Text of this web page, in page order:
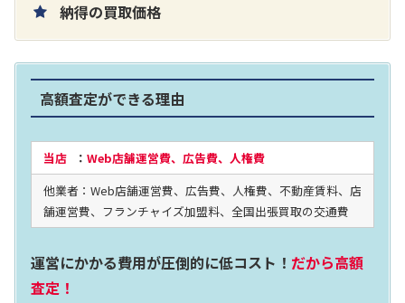
納得の買取価格
高額査定ができる理由
当店： Web店舗運営費、広告費、人権費
他業者：Web店舗運営費、広告費、人権費、不動産賃料、店
舗運営費、フランチャイズ加盟料、全国出張買取の交通費
運営にかかる費用が圧倒的に低コスト！ だから高額
査定！